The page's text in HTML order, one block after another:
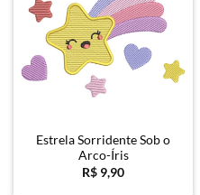
Estrela Sorridente Sob o
Arco-Íris
R$ 9,90